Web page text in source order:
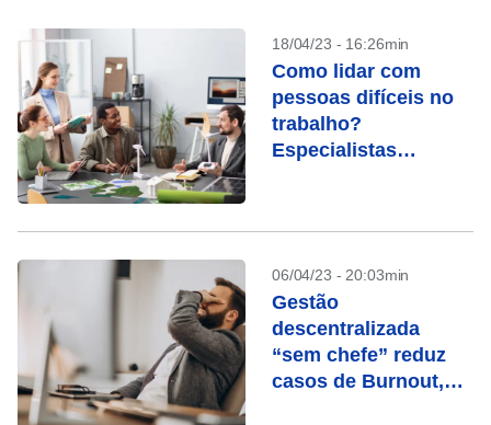
18/04/23 - 16:26min
Como lidar com
pessoas difíceis no
trabalho?
Especialistas
06/04/23 - 20:03min
Gestão
descentralizada
“sem chefe” reduz
casos de Burnout,